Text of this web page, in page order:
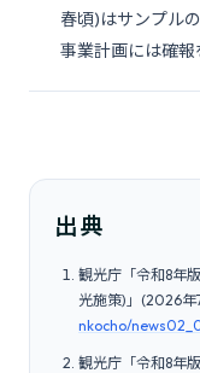
春頃)はサンプル
事業計画には確報
出典
観光庁「令和8年
光施策)」(2026年
nkocho/
観光庁「令和8年